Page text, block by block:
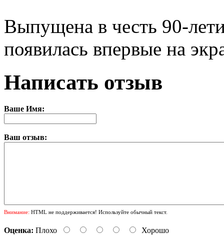
Выпущена в честь 90-
появилась впервые на
Написать отзыв
Ваше Имя:
Ваш отзыв:
Внимание: HTML не поддерживается! Используйте обычный текст.
Оценка: Плохо Хорошо